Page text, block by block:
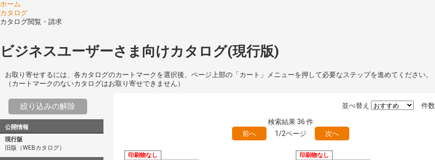
ホーム
カタログ
カタログ閲覧・請求
ビジネスユーザーさま向けカタログ(現行版)
お取り寄せするには、各カタログのカートマークを選択後、ページ上部の「カート」メニューを押して必要なステップを進めてください。
（カートマークのないカタログはお取り寄せできません）
絞り込みの解除
公開情報
現行版
旧版（WEBカタログ）
件数
並べ替え
検索結果36 件
前へ
1/2ページ 次へ
印刷物なし
印刷物なし